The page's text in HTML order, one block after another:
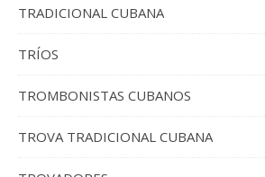
TRADICIONAL CUBANA
TRÍOS
TROMBONISTAS CUBANOS
TROVA TRADICIONAL CUBANA